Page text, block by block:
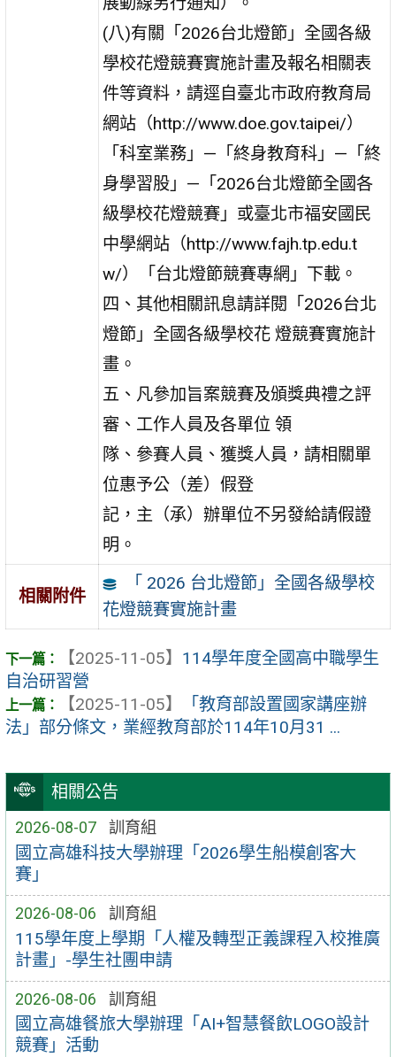
相關公告
2026-08-07 訓育組
國立高雄科技大學辦理「2026學生船模創客大
賽」
2026-08-06 訓育組
115學年度上學期「人權及轉型正義課程入校推廣
計畫」-學生社團申請
2026-08-06 訓育組
國立高雄餐旅大學辦理「AI+智慧餐飲LOGO設計
競賽」活動
(八)有關「2026台北燈節」全國各級
學校花燈競賽實施計畫及報名相關表
件等資料，請逕自臺北市政府教育局
網站（http://www.doe.gov.taipei/）
「科室業務」—「終身教育科」—「終
身學習股」—「2026台北燈節全國各
級學校花燈競賽」或臺北市福安國民
中學網站（http://www.fajh.tp.edu.t
w/）「台北燈節競賽專網」下載。
四、其他相關訊息請詳閱「2026台北
燈節」全國各級學校花 燈競賽實施計
畫。
五、凡參加旨案競賽及頒獎典禮之評
審、工作人員及各單位 領
隊、參賽人員、獲獎人員，請相關單
位惠予公（差）假登
記，主（承）辦單位不另發給請假證
明。
相關附件
「 2026 台北燈節」全國各級學校
花燈競賽實施計畫
【2025-11-05】 114學年度全國高中職學生
自治研習營
【2025-11-05】
「教育部設置國家講座辦
法」部分條文，業經教育部於114年10月31 ...